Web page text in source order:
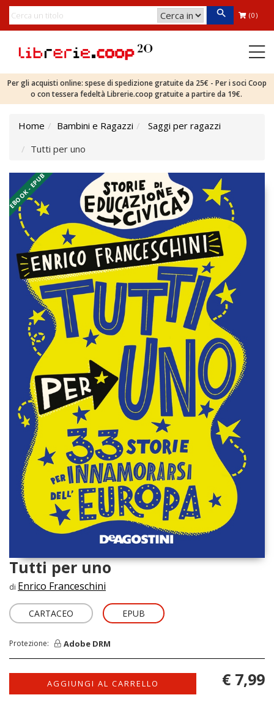
(0)
Per gli acquisti online: spese di spedizione gratuite da 25€ - Per i soci Coop
o con tessera fedeltà Librerie.coop gratuite a partire da 19€.
Home Bambini e Ragazzi
Saggi per ragazzi
Tutti per uno
EBOOK - EPUB
Tutti per uno
di Enrico Franceschini
CARTACEO EPUB
Protezione: Adobe DRM
AGGIUNGI AL CARRELLO € 7,99